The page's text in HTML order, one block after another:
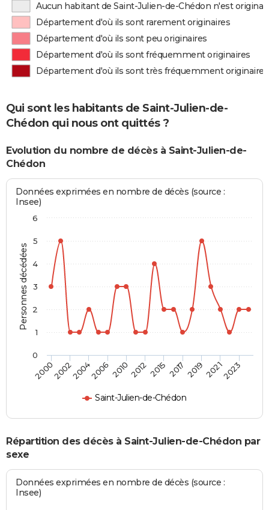
Aucun habitant de Saint-Julien-de-Chédon n'est
Département d'où ils sont rarement originaires
Département d'où ils sont peu originaires
Département d'où ils sont fréquemment originaires
Département d'où ils sont très fréquemment originaires
Qui sont les habitants de Saint-Julien-de-
Chédon qui nous ont quittés ?
Evolution du nombre de décès à Saint-Julien-de-
Chédon
Personnes décédées
Données exprimées en nombre de décès (source :
Insee)
Saint-Julien-de-Chédon
2000200220042006201020122015 2017 201920212023
0
1
2
3
4
5
6
Répartition des décès à Saint-Julien-de-Chédon par
sexe
Données exprimées en nombre de décès (source :
Insee)